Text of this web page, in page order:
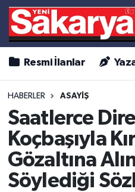
Resmi İlanlar
HABERLER ASAYİŞ
Saatlerce
Koçbaşıyla
Gözaltına
Söylediği